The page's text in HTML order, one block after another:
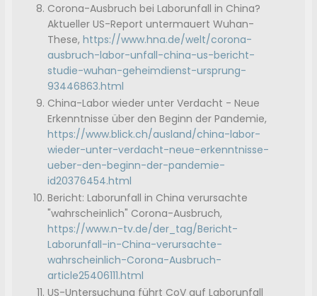
Corona-Ausbruch bei Laborunfall in China?
Aktueller US-Report untermauert Wuhan-
These,https://www.hna.de/welt/corona-
ausbruch-labor-unfall-china-us-bericht-
studie-wuhan-geheimdienst-ursprung-
93446863.html
China-Labor wieder unter Verdacht - Neue
Erkenntnisse über den Beginn der Pandemie,
https://www.blick.ch/ausland/china-labor-
wieder-unter-verdacht-neue-erkenntnisse-
ueber-den-beginn-der-pandemie-
id20376454.html
Bericht: Laborunfall in China verursachte
"wahrscheinlich" Corona-Ausbruch,
https://www.n-tv.de/der_tag/Bericht-
Laborunfall-in-China-verursachte-
wahrscheinlich-Corona-Ausbruch-
article25406111.html
US-Untersuchung führt CoV auf Laborunfall